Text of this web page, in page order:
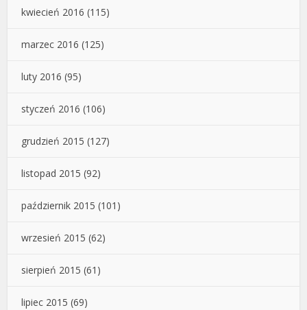
kwiecień 2016 (115)
marzec 2016 (125)
luty 2016 (95)
styczeń 2016 (106)
grudzień 2015 (127)
listopad 2015 (92)
październik 2015 (101)
wrzesień 2015 (62)
sierpień 2015 (61)
lipiec 2015 (69)